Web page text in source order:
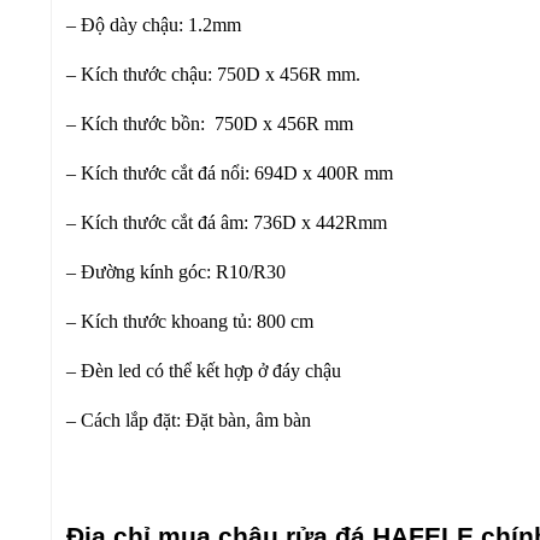
– Độ dày chậu: 1.2mm
– Kích thước chậu: 750D x 456R mm.
– Kích thước bồn: 750D x 456R mm
– Kích thước cắt đá nổi: 694D x 400R mm
– Kích thước cắt đá âm: 736D x 442Rmm
– Đường kính góc: R10/R30
– Kích thước khoang tủ: 800 cm
– Đèn led có thể kết hợp ở đáy chậu
– Cách lắp đặt: Đặt bàn, âm bàn